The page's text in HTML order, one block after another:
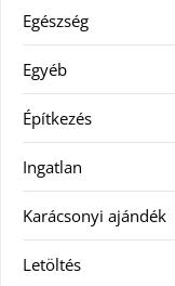
Egészség
Egyéb
Építkezés
Ingatlan
Karácsonyi ajándék
Letöltés